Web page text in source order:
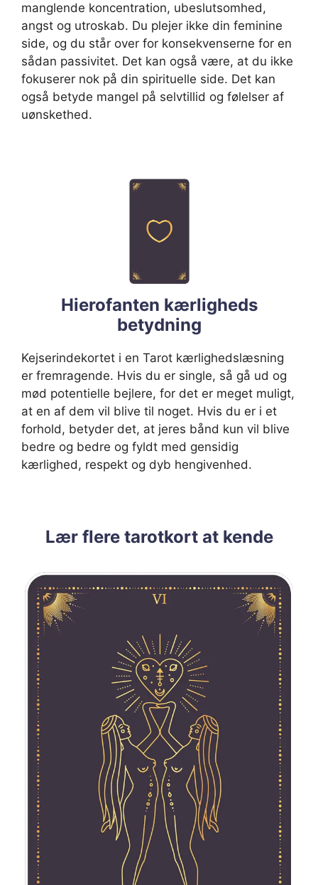
manglende koncentration, ubeslutsomhed,
angst og utroskab. Du plejer ikke din feminine
side, og du står over for konsekvenserne for en
sådan passivitet. Det kan også være, at du ikke
fokuserer nok på din spirituelle side. Det kan
også betyde mangel på selvtillid og følelser af
uønskethed.
Hierofanten kærligheds
betydning
Kejserindekortet i en Tarot kærlighedslæsning
er fremragende. Hvis du er single, så gå ud og
mød potentielle bejlere, for det er meget muligt,
at en af dem vil blive til noget. Hvis du er i et
forhold, betyder det, at jeres bånd kun vil blive
bedre og bedre og fyldt med gensidig
kærlighed, respekt og dyb hengivenhed.
Lær flere tarotkort at kende